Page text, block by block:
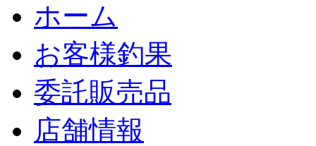
ホーム
お客様釣果
委託販売品
店舗情報